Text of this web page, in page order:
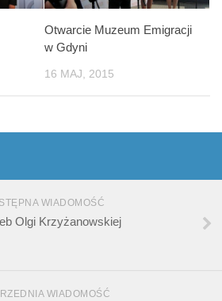
Otwarcie Muzeum Emigracji
w Gdyni
16 MAJ, 2015
WIADOMOŚĆ
Olgi Krzyżanowskiej
WIADOMOŚĆ